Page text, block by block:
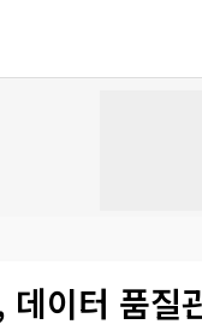
데이터 품질